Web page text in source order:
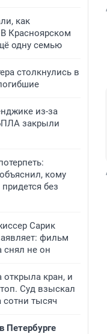
как
Красноярском
одну семью
столкнулись в
из-за
закрыли
кому
без
Сарик
фильм
снял не он
открыла кран, и
Суд взыскал
сотни тысяч
Петербурге